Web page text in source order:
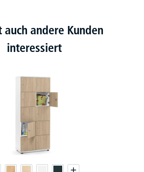
auch andere Kunden
interessiert